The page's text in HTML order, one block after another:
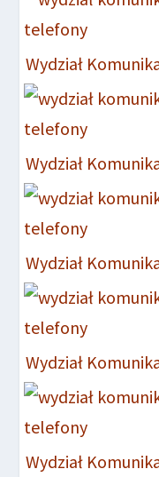
Wydział
Wydział
Wydział
Wydział
Wydział